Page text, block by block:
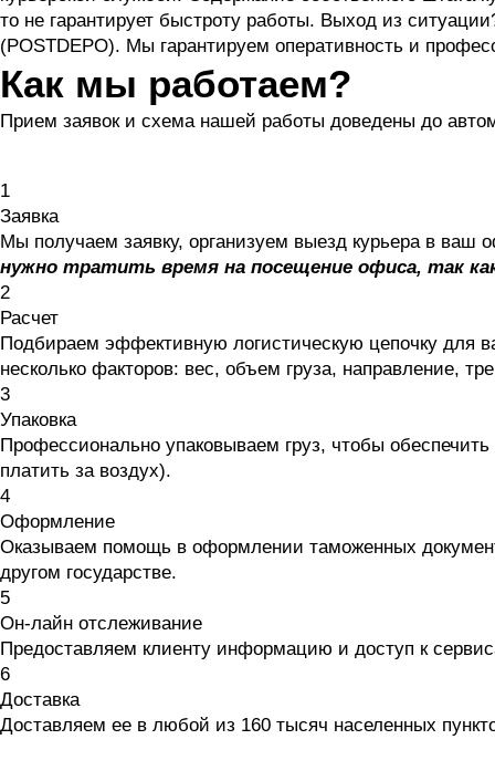
то не гарантирует быстроту работы. Выход из
(POSTDEPO). Мы гарантируем оперативность и
Как мы работаем?
Прием заявок и схема нашей работы доведены до
1
Заявка
Мы получаем заявку, организуем выезд курьера в ваш
нужно тратить время на посещение офиса, так
2
Расчет
Подбираем эффективную логистическую цепочку для
несколько факторов: вес, объем груза, направление,
3
Упаковка
Профессионально упаковываем груз, чтобы
платить за воздух).
4
Оформление
Оказываем помощь в оформлении таможенных
другом государстве.
5
Он-лайн отслеживание
Предоставляем клиенту информацию и доступ к
6
Доставка
Доставляем ее в любой из 160 тысяч населенных